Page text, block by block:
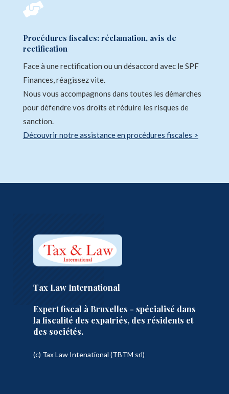

Procédures fiscales: réclamation, avis de
rectification
Face à une rectification ou un désaccord avec le SPF
Finances, réagissez vite.
Nous vous accompagnons dans toutes les démarches
pour défendre vos droits et réduire les risques de
sanction.
Découvrir notre assistance en procédures fiscales >
Tax Law International
Expert fiscal à Bruxelles - spécialisé dans
la fiscalité des expatriés, des résidents et
des sociétés.
(c) Tax Law Intenational (TBTM srl)